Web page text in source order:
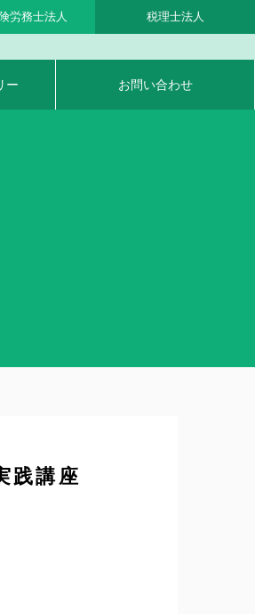
労務士法人 税理士法人
ー お問い合わせ
践講座